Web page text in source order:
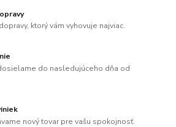
ktorý vám vyhovuje najviac.
do nasledujúceho dňa od
nový tovar pre vašu spokojnosť.